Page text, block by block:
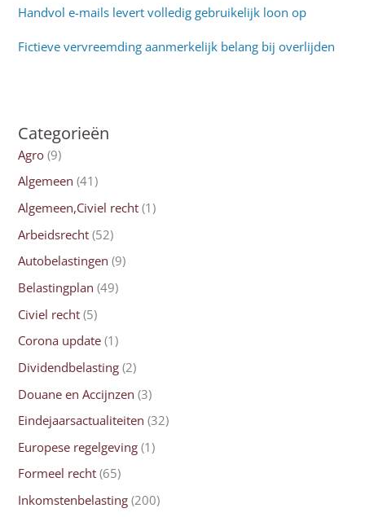
Handvol e-mails levert volledig gebruikelijk loon op
Fictieve vervreemding aanmerkelijk belang bij overlijden
Categorieën
Agro (9)
Algemeen (41)
Algemeen,Civiel recht (1)
Arbeidsrecht (52)
Autobelastingen (9)
Belastingplan (49)
Civiel recht (5)
Corona update (1)
Dividendbelasting (2)
Douane en Accijnzen (3)
Eindejaarsactualiteiten (32)
Europese regelgeving (1)
Formeel recht (65)
Inkomstenbelasting (200)